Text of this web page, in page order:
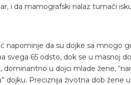
i da mamografski nalaz tumači
napominje da su dojke sa mnogo
svega 65 odsto, dok se u masnoj
u dojci mlade žene,
dojku. Preciznija životna dob